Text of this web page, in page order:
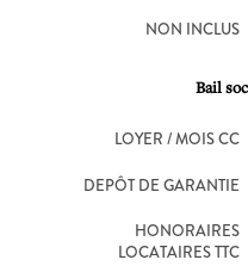
NON INCLUS
Bail
LOYER / MOIS CC
DEPÔT DE GARANTIE
HONORAIRES
LOCATAIRES TTC